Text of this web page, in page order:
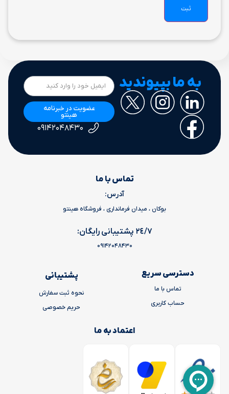
به ما بپیوندید
عضویت در خبرنامه
هینتو
۰۹۱۴۲۰۴۸۴۳۰
تماس با ما
آدرس:
بوکان ، میدان فرمانداری ، فروشگاه هینتو
٢٤/٧ پشتیبانی رایگان:
09142048430
دسترسی سریع
تماس با ما
حساب کاربری
پشتیبانی
نحوه ثبت سفارش
حریم خصوصی
اعتماد به ما